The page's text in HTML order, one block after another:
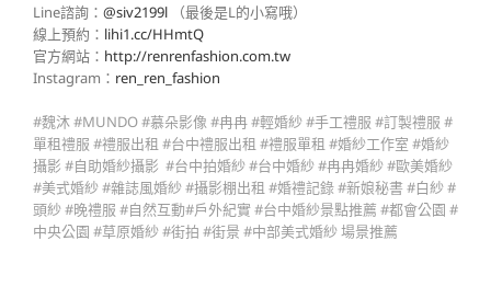
Line諮詢： @siv2199l（最後是L的小寫哦）
線上預約： lihi1.cc/HHmtQ
官方網站： http://renrenfashion.com.tw
Instagram： ren_ren_fashion
#魏沐 #MUNDO #慕朵影像 #冉冉 #輕婚紗 #手工禮服 #訂製禮服 #
單租禮服 #禮服出租 #台中禮服出租 #禮服單租 #婚紗工作室 #婚紗
攝影 #自助婚紗攝影 #台中拍婚紗 #台中婚紗 #冉冉婚紗 #歐美婚紗
#美式婚紗 #雜誌風婚紗 #攝影棚出租 #婚禮記錄 #新娘秘書 #白紗 #
頭紗 #晚禮服 #自然互動#戶外紀實 #台中婚紗景點推薦 #都會公園 #
中央公園 #草原婚紗 #街拍 #街景 #中部美式婚紗 場景推薦